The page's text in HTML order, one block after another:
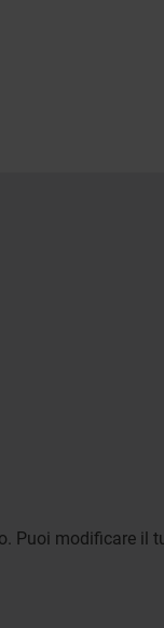
Puoi modificare il